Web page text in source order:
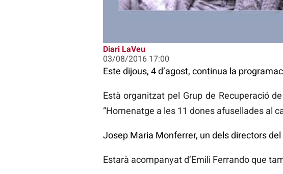
Diari LaVeu
03/08/2016 17:00
Este dijous, 4 d’agost, continua la
Està organitzat pel Grup de Recuperació
“Homenatge a les 11 dones afusellades al
Josep Maria Monferrer, un dels directors
Estarà acompanyat d’Emili Ferrando que